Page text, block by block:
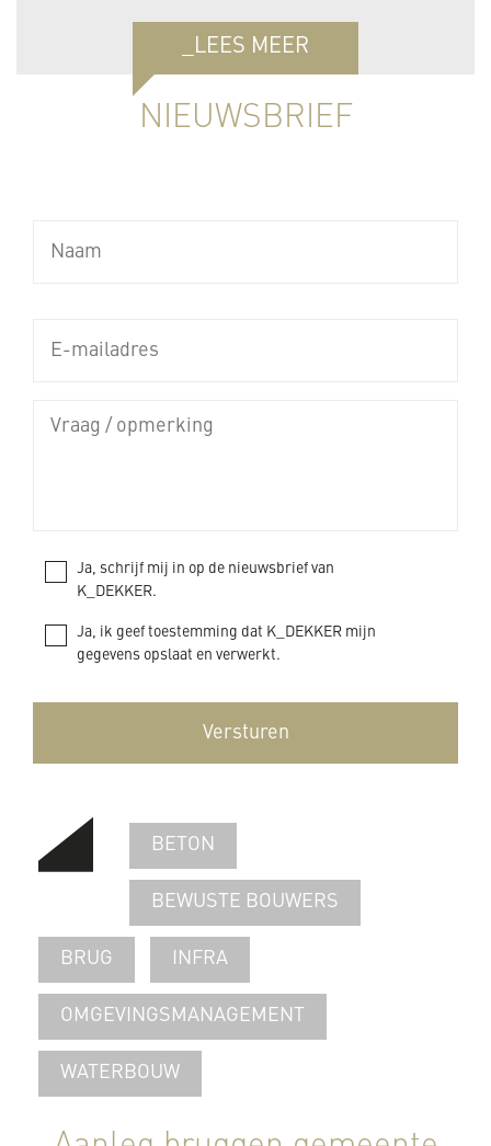
_LEES MEER
NIEUWSBRIEF
Ja, schrijf mij in op de nieuwsbrief van
K_DEKKER.
Ja, ik geef toestemming dat K_DEKKER mijn
gegevens opslaat en verwerkt.
BETON
BEWUSTE BOUWERS
BRUG INFRA
OMGEVINGSMANAGEMENT
WATERBOUW